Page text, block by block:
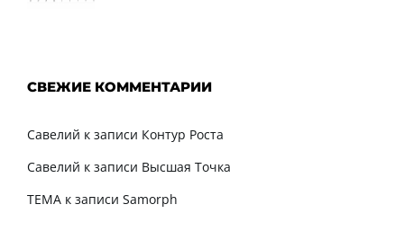
СВЕЖИЕ КОММЕНТАРИИ
Савелий к записи Контур Роста
Савелий к записи Высшая Точка
TEMA к записи Samorph